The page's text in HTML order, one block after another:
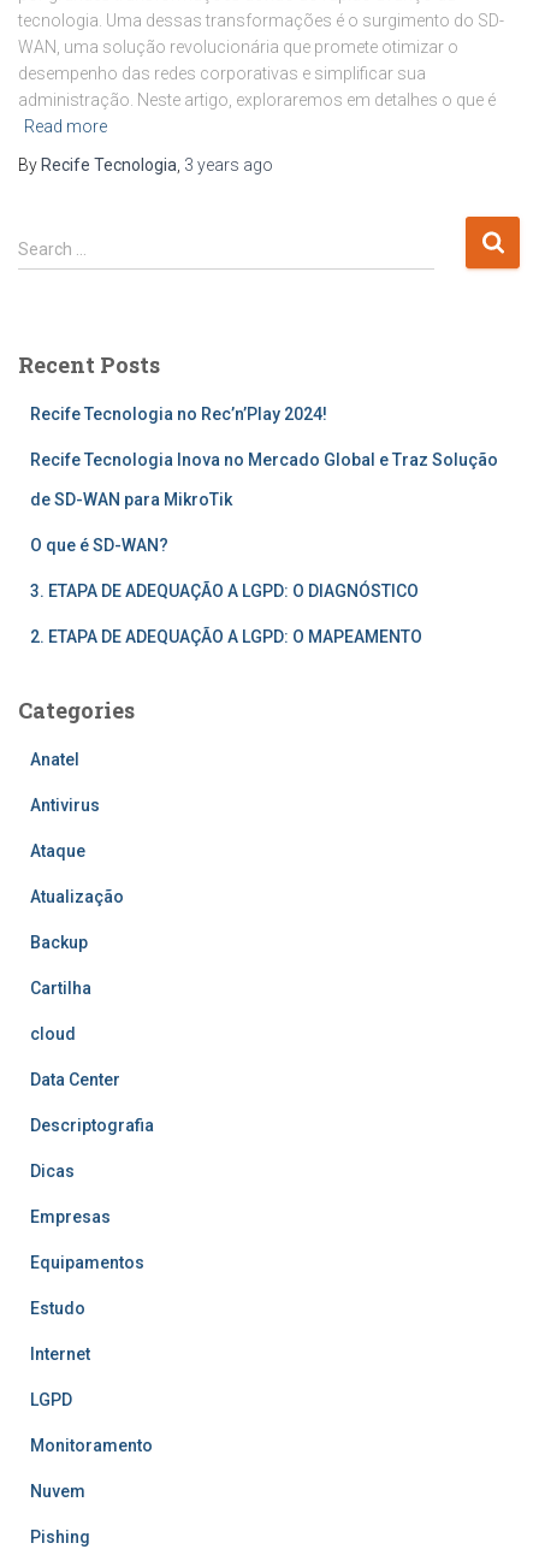
tecnologia. Uma dessas transformações é o surgimento do SD-
WAN, uma solução revolucionária que promete otimizar o
desempenho das redes corporativas e simplificar sua
administração. Neste artigo, exploraremos em detalhes o que é
Read more
By Recife Tecnologia 3 years ago
Search …
Recent Posts
Recife Tecnologia no Rec’n’Play 2024!
Recife Tecnologia Inova no Mercado Global e Traz Solução
de SD-WAN para MikroTik
O que é SD-WAN?
3. ETAPA DE ADEQUAÇÃO A LGPD: O DIAGNÓSTICO
2. ETAPA DE ADEQUAÇÃO A LGPD: O MAPEAMENTO
Categories
Anatel
Antivirus
Ataque
Atualização
Backup
Cartilha
cloud
Data Center
Descriptografia
Dicas
Empresas
Equipamentos
Estudo
Internet
LGPD
Monitoramento
Nuvem
Pishing